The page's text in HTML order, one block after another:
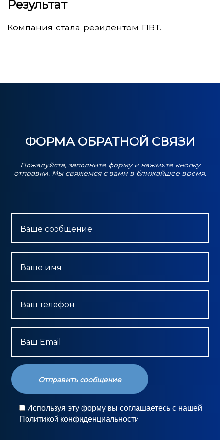
Результат
Компания стала резидентом ПВТ.
ФОРМА ОБРАТНОЙ СВЯЗИ
Пожалуйста, заполните форму и нажмите кнопку
отправки. Мы свяжемся с вами в ближайшее время.
Ваше сообщение
Ваше имя
Ваш телефон
Ваш Email
Используя эту форму вы соглашаетесь с нашей
Политикой конфиденциальности